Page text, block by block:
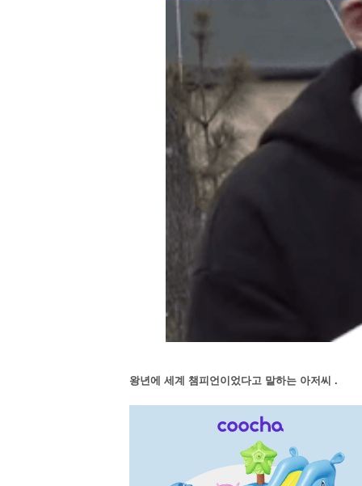
왕년에 세계 챔피언이었다고 말하는 아저씨 .